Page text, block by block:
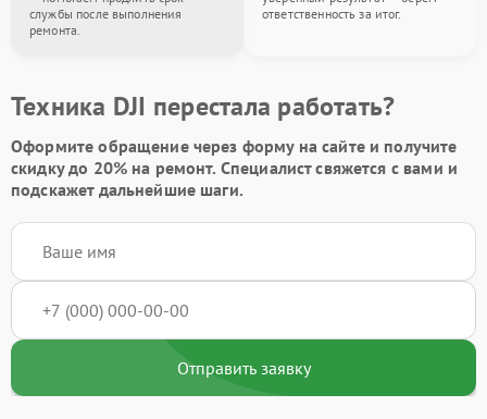
службы после выполнения
ремонта.
ответственность за итог.
Техника DJI перестала работать?
Оформите обращение через форму на сайте и получите
скидку до 20%на ремонт. Специалист свяжется с вами и
подскажет дальнейшие шаги.
Отправить заявку